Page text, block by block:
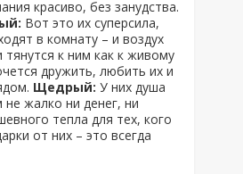
красиво, без занудства.
Вот это их суперсила,
в комнату – и воздух
к ним как к живому
дружить, любить их и
Щедрый: У них душа
жалко ни денег, ни
тепла для тех, кого
от них – это всегда